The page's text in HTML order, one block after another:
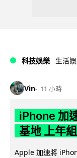
科技娛樂 生活
Vin 11 小時
iPhone 加
基地 上年
Apple 加速將